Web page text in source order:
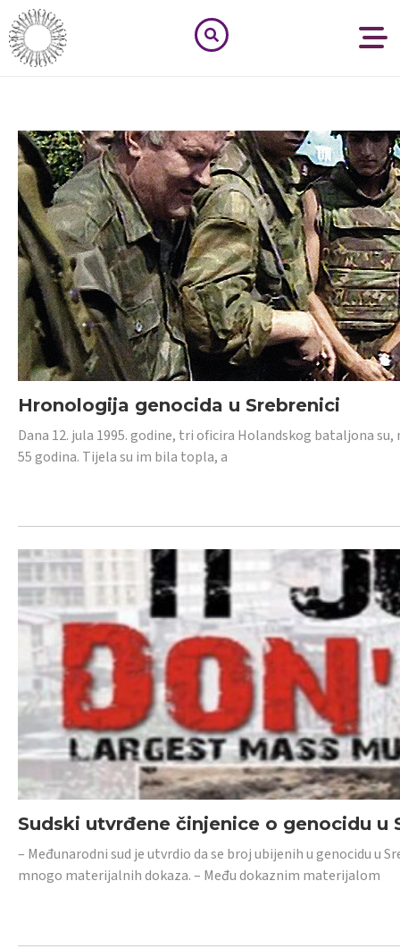
Hronologija genocida u Srebrenici
Dana 12. jula 1995. godine, tri oficira Holandskog bataljona
55 godina. Tijela su im bila topla, a
Sudski utvrđene činjenice o genocidu u
– Međunarodni sud je utvrdio da se broj ubijenih u genocidu u
mnogo materijalnih dokaza. – Među dokaznim materijalom